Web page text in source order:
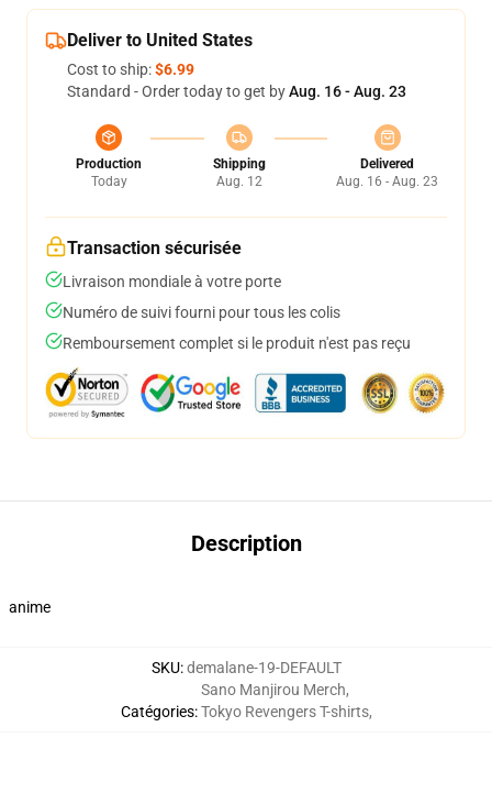
Deliver to United States
Cost to ship:$6.99
Standard - Order today to get byAug. 16 - Aug. 23
Production
Today
Shipping
Aug. 12
Delivered
Aug. 16 - Aug. 23
Transaction sécurisée
Livraison mondiale à votre porte
Numéro de suivi fourni pour tous les colis
Remboursement complet si le produit n'est pas reçu
Description
anime
SKU:demalane-19-DEFAULT
Catégories:
Sano Manjirou Merch,
Tokyo Revengers T-shirts,